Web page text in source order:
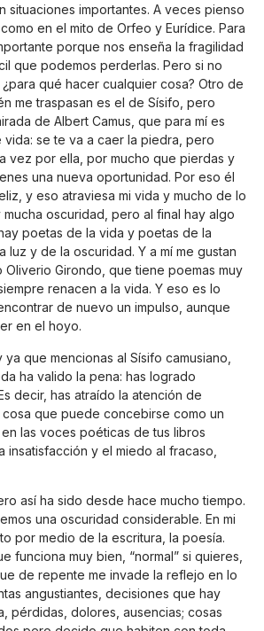
situaciones importantes. A veces pienso
en el mito de Orfeo y Eurídice. Para
porque nos enseña la fragilidad
que podemos perderlas. Pero si no
qué hacer cualquier cosa? Otro de
me traspasan es el de Sísifo, pero
de Albert Camus, que para mí es
vida: se te va a caer la piedra, pero
vez por ella, por mucho que pierdas y
una nueva oportunidad. Por eso él
y eso atraviesa mi vida y mucho de lo
oscuridad, pero al final hay algo
poetas de la vida y poetas de la
luz y de la oscuridad. Y a mí me gustan
Oliverio Girondo, que tiene poemas muy
renacen a la vida. Y eso es lo
de nuevo un impulso, aunque
en el hoyo.
y ya que mencionas al Sísifo camusiano,
ha valido la pena: has logrado
decir, has atraído la atención de
que puede concebirse como un
las voces poéticas de tus libros
insatisfacción y el miedo al fracaso,
así ha sido desde hace mucho tiempo.
una oscuridad considerable. En mi
por medio de la escritura, la poesía.
funciona muy bien, “normal” si quieres,
de repente me invade la reflejo en lo
angustiantes, decisiones que hay
pérdidas, dolores, ausencias; cosas